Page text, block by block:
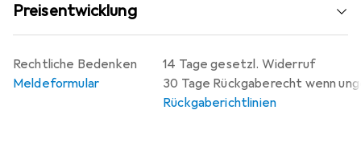
Preisentwicklung
14 Tage gesetzl. Widerruf
30 Tage Rückgaberecht wenn
Rückgaberichtlinien
Rechtliche Bedenken
Meldeformular